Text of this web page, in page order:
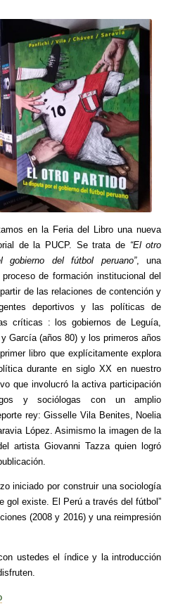
en la Feria del Libro una nueva
de la PUCP. Se trata de “El otro
del fútbol peruano”, una
de formación institucional del
de las relaciones de contención y
deportivos y las políticas de
críticas : los gobiernos de Leguía,
García (años 80) y los primeros años
libro que explícitamente explora
durante en siglo XX en nuestro
que involucró la activa participación
y sociólogas con un amplio
rey: Gisselle Vila Benites, Noelia
López. Asimismo la imagen de la
artista Giovanni Tazza quien logró
iniciado por construir una sociología
gol existe. El Perú a través del fútbol”
(2008 y 2016) y una reimpresión
ustedes el índice y la introducción